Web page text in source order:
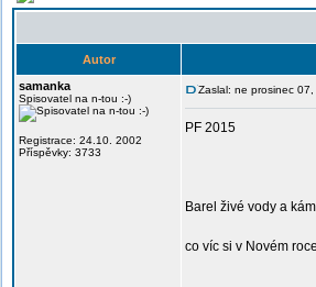
Autor
samanka
Spisovatel na n-tou :-)
Registrace: 24.10. 2002
Příspěvky: 3733
Zaslal: ne prosinec
PF 2015
Barel živé vody a
co víc si v Novém